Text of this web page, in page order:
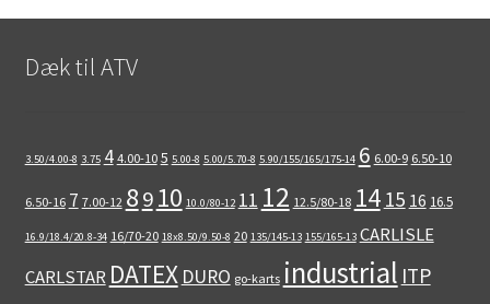
Dæk til ATV
3.50/4.00-8 3.75 4 4.00-10 5 5.00-8 5.00/5.70-8 5.90/155/165/175-14 6 6.00-9 6.50-10
6.50-16 7 7.00-12 89 10 10.0/80-12 11 12 12.5/80-18 14 15 16 16.5
16.9/18.4/20.8-34 16/70-20 18x8.50/9.50-8 20 135/145-13 155/165-13 CARLISLE
CARLSTAR DATEX DURO go-karts industrial ITP